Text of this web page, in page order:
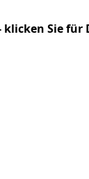
klicken Sie für